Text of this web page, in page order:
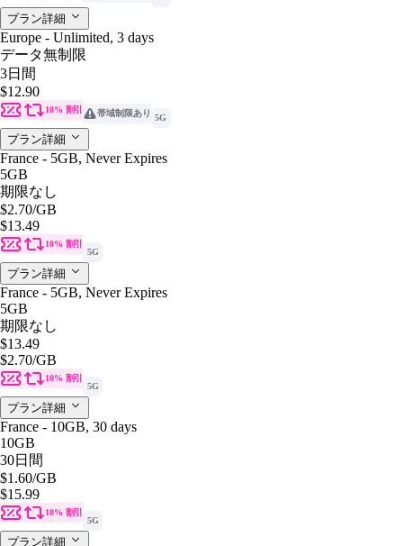
プラン詳細
Europe - Unlimited, 3 days
データ無制限
3日間
$12.90
10% 割引 帯域制限あり 5G
プラン詳細
France - 5GB, Never Expires
5GB
期限なし
$2.70/GB
$13.49
10% 割引
5G
プラン詳細
France - 5GB, Never Expires
5GB
期限なし
$13.49
$2.70/GB
10% 割引
5G
プラン詳細
France - 10GB, 30 days
10GB
30日間
$1.60/GB
$15.99
10% 割引
5G
プラン詳細